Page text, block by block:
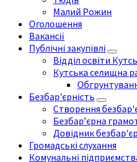
Малий Рожин
Оголошення
Вакансії
Публічні закупівлі
Відділ освіти
Кутська селищна
Безбар'єрність
Створення
Безбар’єрна
Довідник
Громадські слухання
Комунальні